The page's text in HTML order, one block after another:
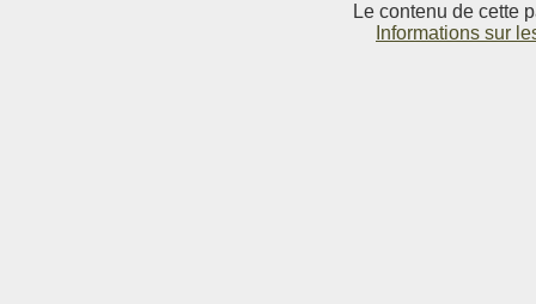
Le contenu de cette
Informations sur